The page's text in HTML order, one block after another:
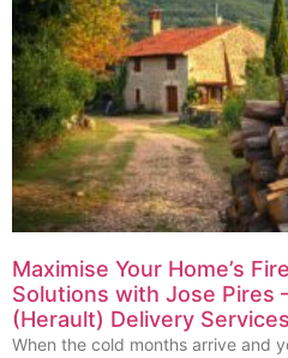
Maximise Your Home’s
Solutions with Jose Pires
(Herault) Delivery Services
When the cold months arrive and